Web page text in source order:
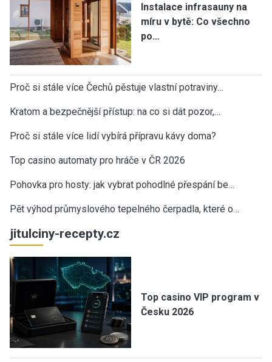
Instalace infrasauny na
míru v bytě: Co všechno
po…
Proč si stále více Čechů pěstuje vlastní potraviny…
Kratom a bezpečnější přístup: na co si dát pozor,…
Proč si stále více lidí vybírá přípravu kávy doma?
Top casino automaty pro hráče v ČR 2026
Pohovka pro hosty: jak vybrat pohodlné přespání be…
Pět výhod průmyslového tepelného čerpadla, které o…
jitulciny-recepty.cz
Top casino VIP program v
Česku 2026